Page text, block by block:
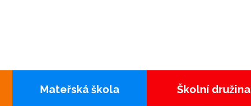
Mateřská škola Školní družina